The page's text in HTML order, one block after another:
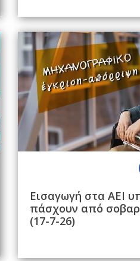
Εισαγωγή στα ΑΕΙ
πάσχουν από
(17-7-26)